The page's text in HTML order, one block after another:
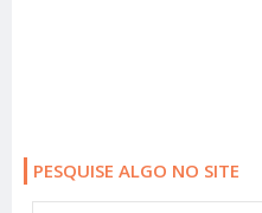
PESQUISE ALGO NO SITE